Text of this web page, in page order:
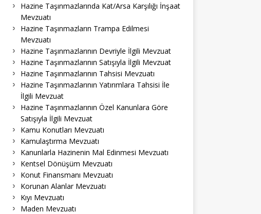
Hazine Taşınmazlarında Kat/Arsa Karşılığı İnşaat
Mevzuatı
Hazine Taşınmazların Trampa Edilmesi
Mevzuatı
Hazine Taşınmazlarının Devriyle İlgili Mevzuat
Hazine Taşınmazlarının Satışıyla İlgili Mevzuat
Hazine Taşınmazlarının Tahsisi Mevzuatı
Hazine Taşınmazlarının Yatırımlara Tahsisi İle
İlgili Mevzuat
Hazine Taşınmazlarının Özel Kanunlara Göre
Satışıyla İlgili Mevzuat
Kamu Konutları Mevzuatı
Kamulaştırma Mevzuatı
Kanunlarla Hazinenin Mal Edinmesi Mevzuatı
Kentsel Dönüşüm Mevzuatı
Konut Finansmanı Mevzuatı
Korunan Alanlar Mevzuatı
Kıyı Mevzuatı
Maden Mevzuatı